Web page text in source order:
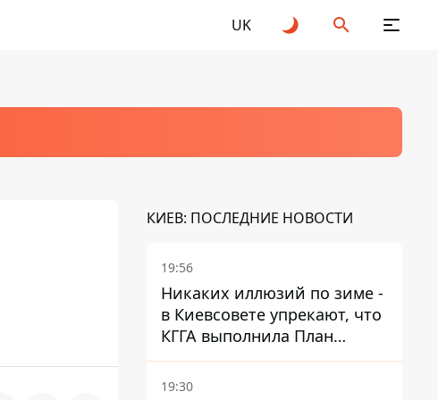
UK
КИЕВ: ПОСЛЕДНИЕ НОВОСТИ
19:56
Никаких иллюзий по зиме -
в Киевсовете упрекают, что
КГГА выполнила План
устойчивости на 20%
19:30